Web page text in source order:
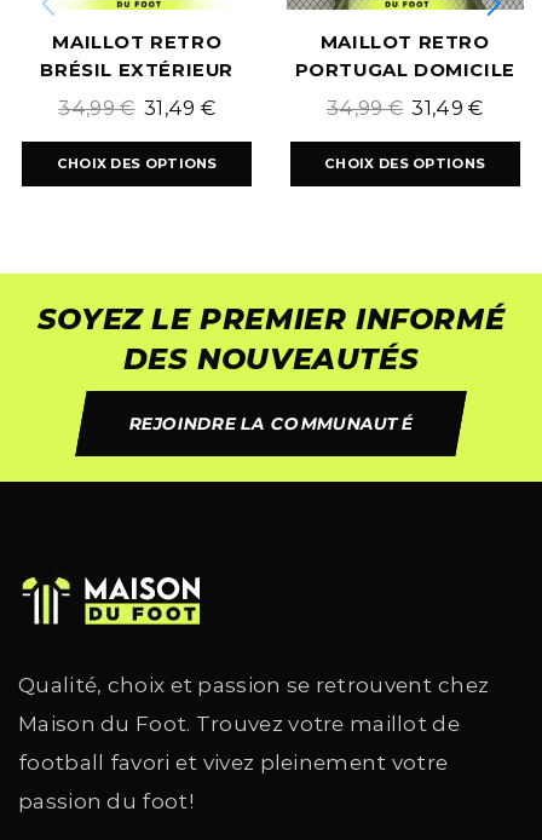
MAILLOT RETRO
BRÉSIL EXTÉRIEUR
2002/2003
34,99€ 31,49 €
CHOIX DES OPTIONS
MAILLOT RETRO
PORTUGAL DOMICILE
2016/2017
34,99€ 31,49€
CHOIX DES OPTIONS
SOYEZ LE PREMIER INFORMÉ
DES NOUVEAUTÉS
REJOINDRE LA COMMUNAUTÉ
Qualité, choix et passion se retrouvent chez
Maison du Foot. Trouvez votre maillot de
football favori et vivez pleinement votre
passion du foot!